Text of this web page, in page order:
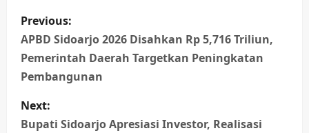
P
o
s
t
Previous:
APBD Sidoarjo 2026 Disahkan Rp 5,716 Triliun,
Pemerintah Daerah Targetkan Peningkatan
Pembangunan
Next:
Bupati Sidoarjo Apresiasi Investor, Realisasi